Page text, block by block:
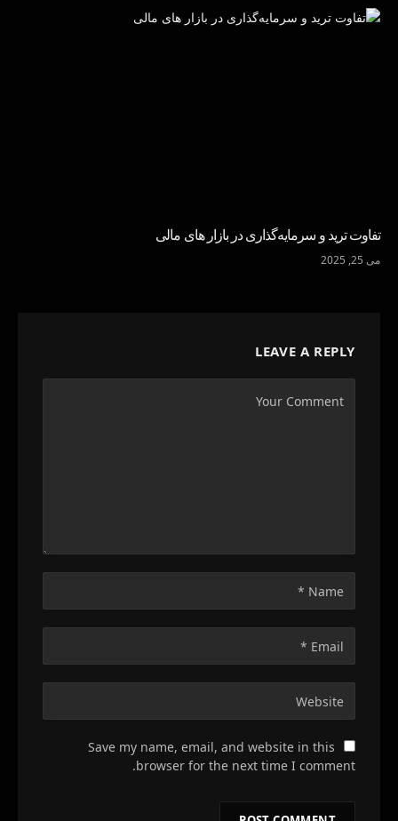
تفاوت ترید و سرمایه‌گذاری در بازار های مالی
می 25, 2025
LEAVE A REPLY
Save my name, email, and website in this
browser for the next time I comment.